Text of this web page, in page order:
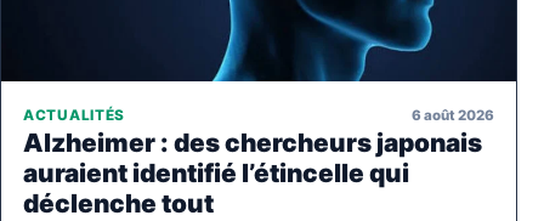
ACTUALITÉS 6 août 2026
Alzheimer : des chercheurs japonais
auraient identifié l’étincelle qui
déclenche tout